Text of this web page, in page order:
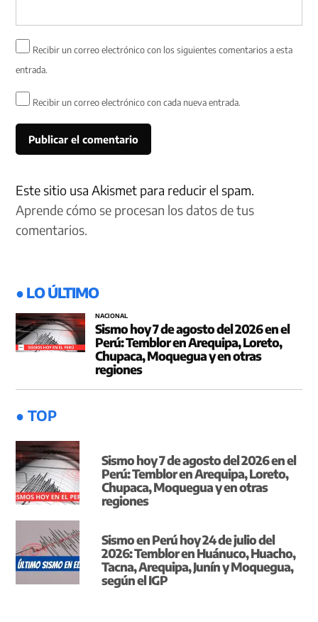
Recibir un correo electrónico con los siguientes comentarios a esta
entrada.
Recibir un correo electrónico con cada nueva entrada.
Este sitio usa Akismet para reducir el spam.
Aprende cómo se procesan los datos de tus
comentarios.
● LO ÚLTIMO
NACIONAL
Sismo hoy 7 de agosto del 2026 en el
Perú: Temblor en Arequipa, Loreto,
Chupaca, Moquegua y en otras
regiones
● TOP
Sismo hoy 7 de agosto del 2026 en el
Perú: Temblor en Arequipa, Loreto,
Chupaca, Moquegua y en otras
regiones
Sismo en Perú hoy 24 de julio del
2026: Temblor en Huánuco, Huacho,
Tacna, Arequipa, Junín y Moquegua,
según el IGP